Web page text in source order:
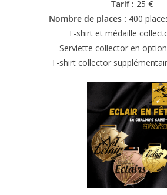
Tarif : 25 €
Nombre de places : 400
T-shirt et médaille
Serviette collector en
T-shirt collector